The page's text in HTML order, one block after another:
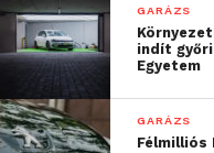
MiVue 798
felvétel,
szenzor)
MiVue 792
felvétel,
GARÁZS
indít győri
Egyetem
GARÁZS
Félmilliós